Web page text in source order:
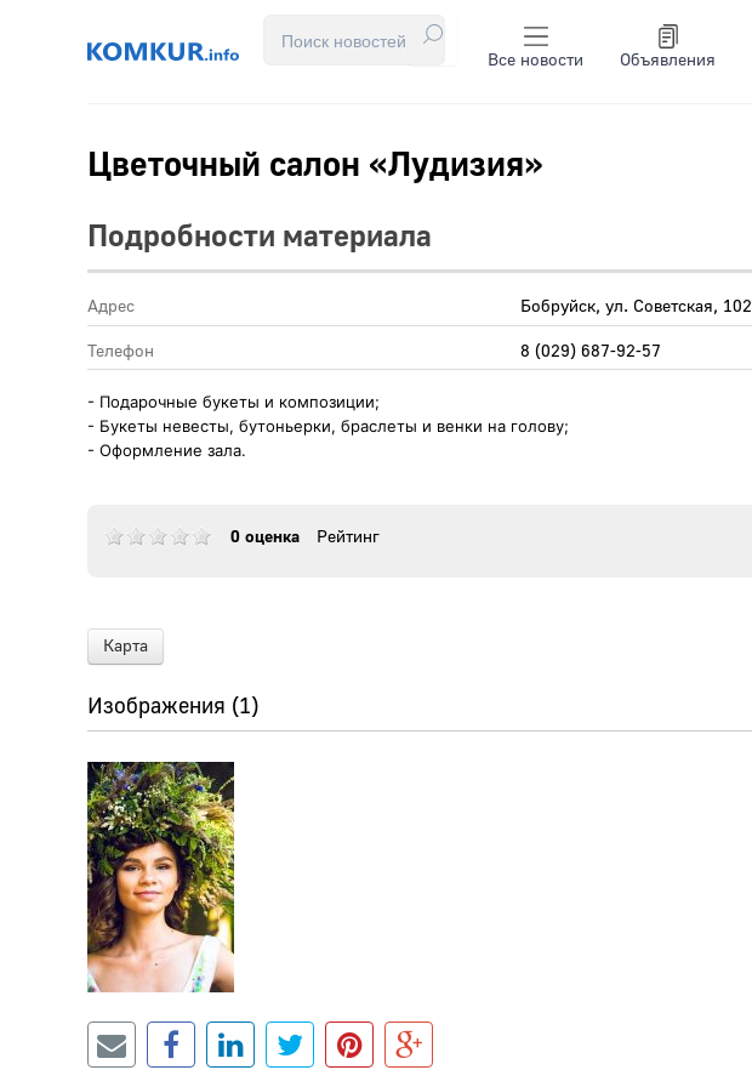
Все новости Объявления
Цветочный салон «Лудизия»
Подробности материала
Адрес Бобруйск, ул. Советская, 102
Телефон 8 (029) 687-92-57
- Подарочные букеты и композиции;
- Букеты невесты, бутоньерки, браслеты и венки на голову;
- Оформление зала.
Рейтинг
0 оценка
Карта
Изображения (1)